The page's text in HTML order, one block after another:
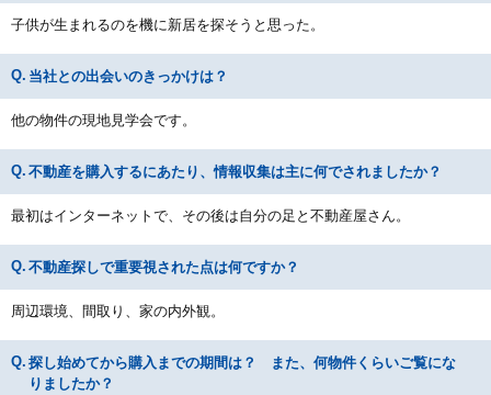
子供が生まれるのを機に新居を探そうと思った。
当社との出会いのきっかけは？
他の物件の現地見学会です。
不動産を購入するにあたり、情報収集は主に何でされましたか？
最初はインターネットで、その後は自分の足と不動産屋さん。
不動産探しで重要視された点は何ですか？
周辺環境、間取り、家の内外観。
探し始めてから購入までの期間は？ また、何物件くらいご覧にな
りましたか？